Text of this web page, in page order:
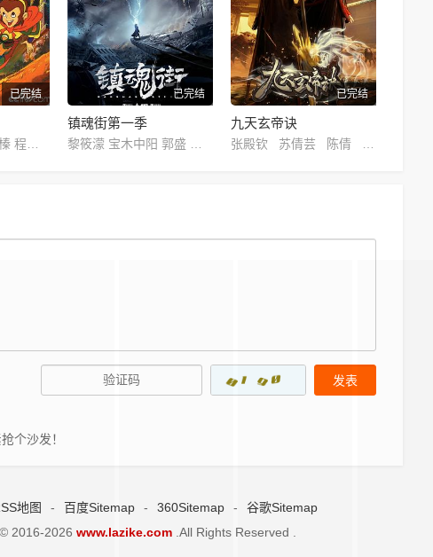
已完结 已完结
镇魂街第一季
已完结
九天玄帝诀
个沙发！
地图 - 百度Sitemap - 360Sitemap -
谷歌Sitemap
2016-2026 www.lazike.com .All Rights Reserved .